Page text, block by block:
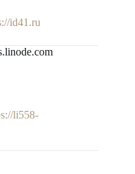
id41.ru
li558-